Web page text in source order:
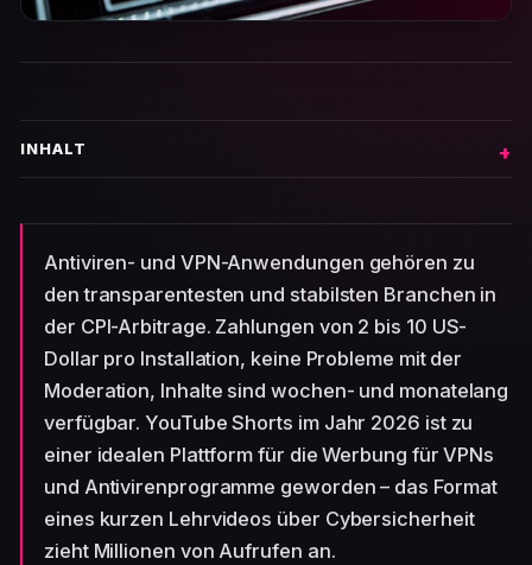
INHALT
Antiviren- und VPN-Anwendungen gehören zu
den transparentesten und stabilsten Branchen in
der CPI-Arbitrage. Zahlungen von 2 bis 10 US-
Dollar pro Installation, keine Probleme mit der
Moderation, Inhalte sind wochen- und monatelang
verfügbar. YouTube Shorts im Jahr 2026 ist zu
einer idealen Plattform für die Werbung für VPNs
und Antivirenprogramme geworden – das Format
eines kurzen Lehrvideos über Cybersicherheit
zieht Millionen von Aufrufen an.